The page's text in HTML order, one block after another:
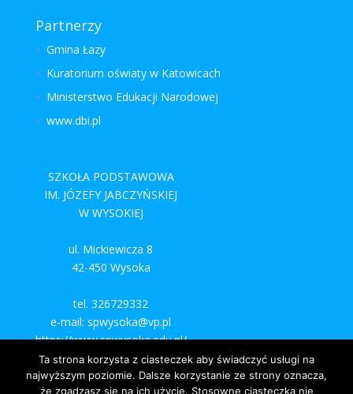
Partnerzy
Gmina Łazy
Kuratorium oświaty w Katowicach
Ministerstwo Edukacji Narodowej
www.dbi.pl
SZKOŁA PODSTAWOWA
IM. JÓZEFY JABCZYŃSKIEJ
W WYSOKIEJ
ul. Mickiewicza 8
42-450 Wysoka
tel. 326729332
e-mail: spwysoka@vp.pl
https://www.spwysoka.edu.pl/
Ta strona korzysta z ciasteczek aby świadczyć usługi na
najwyższym poziomie. Dalsze korzystanie ze strony oznacza,
że zgadzasz się na ich użycie. Stosowne ciasteczka nie